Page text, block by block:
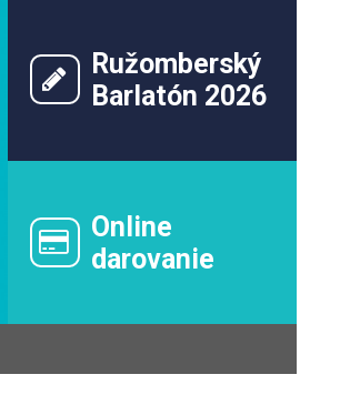
Ružomberský
Barlatón 2026
Online
darovanie